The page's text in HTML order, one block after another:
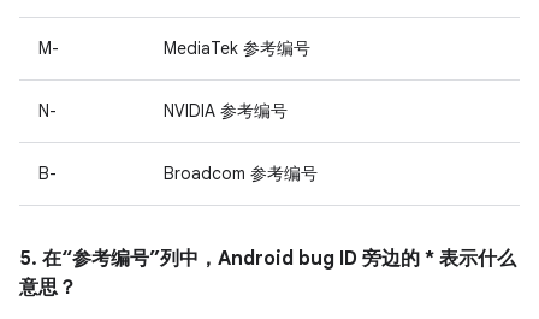
M- MediaTek 参考编号
N- NVIDIA 参考编号
B- Broadcom 参考编号
5. 在“参考编号”列中，Android bug ID 旁边的 * 表示什么
意思？